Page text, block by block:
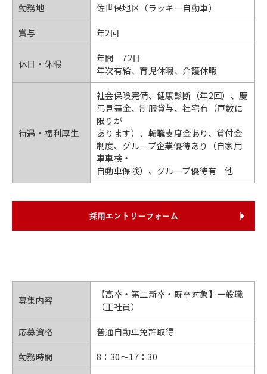
勤務地
佐世保地区（ラッキー自動車）
賞与
年2回
休日・休暇
年間 72日
年次有給、育児休暇、介護休暇
待遇・福利厚生
社会保険完備、健康診断（年2回）、慶
弔見舞金、制服貸与、社宅有（戸数に
限りが
あります）、転職支度金あり、貸付金
制度、グループ企業優待あり（自家用
車車検・
自動車保険）、グループ優待有 他
募集内容
【高卒・第二新卒・既卒対象】一般職
（正社員）
応募資格
普通自動車免許取得
勤務時間
8：30〜17：30